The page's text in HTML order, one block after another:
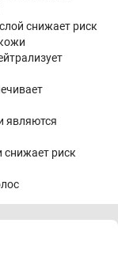
снижает риск
являются
снижает риск